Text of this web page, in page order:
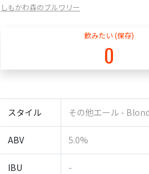
しもかわ森のブルワリー
飲みたい (保存)
0
スタイル その他エール -
ABV 5.0%
IBU -